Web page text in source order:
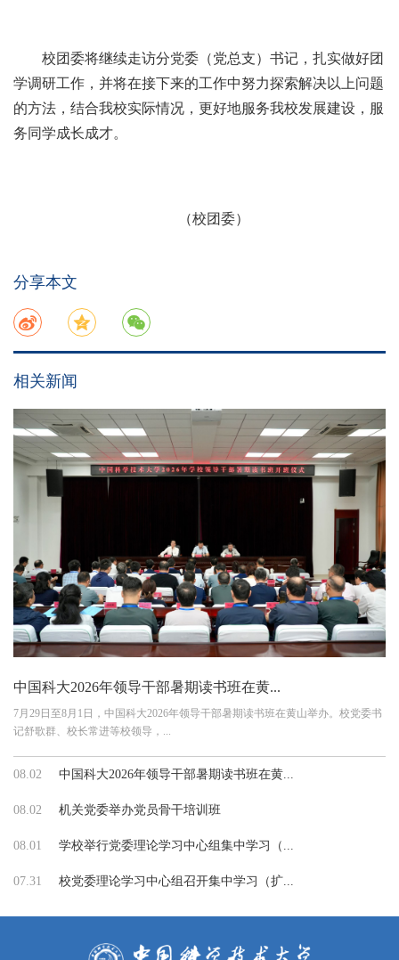
校团委将继续走访分党委（党总支）书记，扎实做好团
学调研工作，并将在接下来的工作中努力探索解决以上问题
的方法，结合我校实际情况，更好地服务我校发展建设，服
务同学成长成才。
（校团委）
分享本文
相关新闻
中国科大2026年领导干部暑期读书班在黄...
7月29日至8月1日，中国科大2026年领导干部暑期读书班在黄山举办。校党委书
记舒歌群、校长常进等校领导，...
08.02 中国科大2026年领导干部暑期读书班在黄...
08.02 机关党委举办党员骨干培训班
08.01 学校举行党委理论学习中心组集中学习（...
07.31 校党委理论学习中心组召开集中学习（扩...